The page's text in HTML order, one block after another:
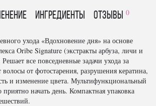
Ингредиенты отзывы 0
ухода «Вдохновение дня» на основе
Oribe Signature (экстракты арбуза, личи и
Решает все повседневные задачи ухода за
от фотостарения, разрушения кератина,
и изменение цвета. Мультифункциональный
начать день. Компактная упаковка